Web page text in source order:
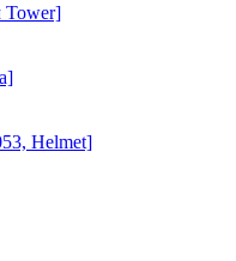
Helmet]